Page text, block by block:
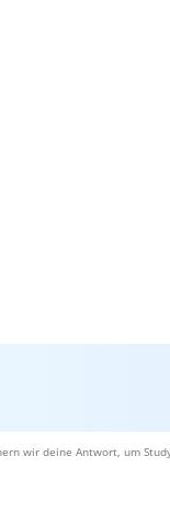
wir deine Antwort, um